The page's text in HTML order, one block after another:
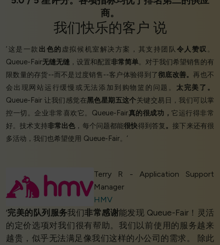
商。
我们快乐的客户 说
‘这是一款 出色的虚拟候机室解决方案，其支持团队 令人赞叹。
Queue-Fair无缝无缝 ，设置和配置非常简单。对于我们希望销售的有
限数量的存货--而不是过度销售--客户体验得到了彻底改善。再也不
会出现网站运行缓慢或无法添加到购物篮的问题。 太完美了。
Queue-Fair 让我们感觉在黑色星期五这个关键交易日，我们可以掌
控一切。企业非常喜欢它。Queue-Fair真的很成功，它运行得非常
好。技术支持非常出色 ，每个问题都能很快得到答复。接下来还有很
多活动，我们也希望使用 Queue-Fair。’
Terry R - Application Support
Manager
HMV
‘完美的队列服务我们非常感谢能发现 Queue-Fair！灵活
的定价选项对我们很有帮助。我们以前使用的服务越来
越贵，似乎无法满足像我们这样的小公司的需求。 除此